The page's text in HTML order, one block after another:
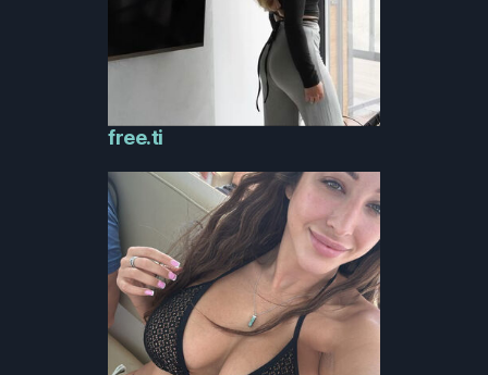
free.ti